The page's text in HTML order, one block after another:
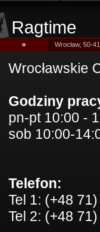
Ragtime
» Wrocław, 50-
Wrocławskie
Godziny
pn-pt 10:00 -
sob 10:00-
Telefon:
Tel 1: (+48
Tel 2: (+48